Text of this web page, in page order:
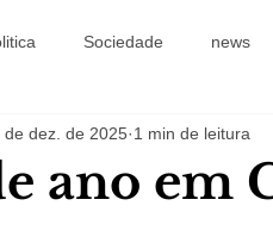
Sociedade news
ano em
de dez. de 2025 1 min de leitura